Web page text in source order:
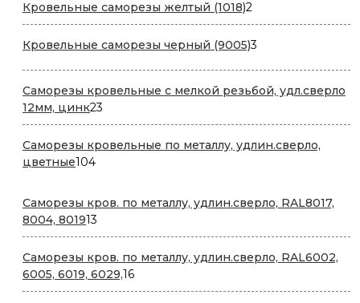
Кровельные саморезы желтый (1018)2
товара
Кровельные саморезы черный (9005)3
Саморезы кровельные с мелкой резьбой, удл.сверло
12мм, цинк23
товара
Саморезы кровельные по металлу, удлин.сверло,
цветные104104
Саморезы кров. по металлу, удлин.сверло, RAL8017,
8004, 801913
товаров
Саморезы кров. по металлу, удлин.сверло, RAL6002,
6005, 6019, 6029,1616
товаров